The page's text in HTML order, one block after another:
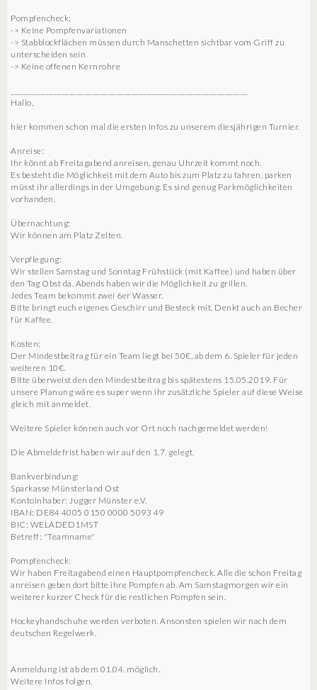
Pompfencheck:
-> Keine Pompfenvariationen
-> Stabblockflächen müssen durch Manschetten sichtbar vom Griff zu
unterscheiden sein
-> Keine offenen Kernrohre
Hallo,
hier kommen schon mal die ersten Infos zu unserem diesjährigen Turnier.
Anreise:
Ihr könnt ab Freitagabend anreisen, genau Uhrzeit kommt noch.
Es besteht die Möglichkeit mit dem Auto bis zum Platz zu fahren, parken
müsst ihr allerdings in der Umgebung. Es sind genug Parkmöglichkeiten
vorhanden.
Übernachtung:
Wir können am Platz Zelten.
Verpflegung:
Wir stellen Samstag und Sonntag Frühstück (mit Kaffee) und haben über
den Tag Obst da. Abends haben wir die Möglichkeit zu grillen.
Jedes Team bekommt zwei 6er Wasser.
Bitte bringt euch eigenes Geschirr und Besteck mit. Denkt auch an Becher
für Kaffee.
Kosten:
Der Mindestbeitrag für ein Team liegt bei 50€, ab dem 6. Spieler für jeden
weiteren 10€.
Bitte überweist den den Mindestbeitrag bis spätestens 15.05.2019. Für
unsere Planung wäre es super wenn ihr zusätzliche Spieler auf diese Weise
gleich mit anmeldet.
Weitere Spieler können auch vor Ort noch nachgemeldet werden!
Die Abmeldefrist haben wir auf den 1.7. gelegt.
Bankverbindung:
Sparkasse Münsterland Ost
Kontoinhaber: Jugger Münster e.V.
IBAN: DE84 4005 0150 0000 5093 49
BIC: WELADED1MST
Betreff: "Teamname"
Pompfencheck:
Wir haben Freitagabend einen Hauptpompfencheck. Alle die schon Freitag
anreisen geben dort bitte ihre Pompfen ab. Am Samstagmorgen wir ein
weiterer kurzer Check für die restlichen Pompfen sein.
Hockeyhandschuhe werden verboten. Ansonsten spielen wir nach dem
deutschen Regelwerk.
Anmeldung ist ab dem 01.04. möglich.
Weitere Infos folgen.